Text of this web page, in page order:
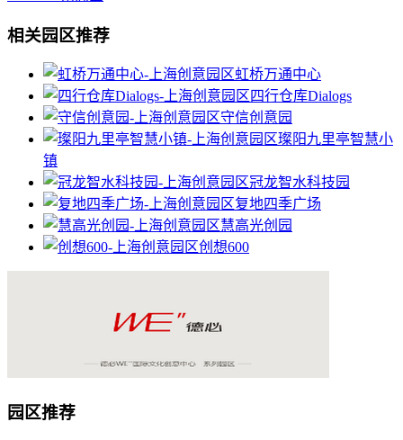
相关园区推荐
虹桥万通中心
四行仓库Dialogs
守信创意园
璨阳九里亭智慧小
镇
冠龙智水科技园
复地四季广场
慧高光创园
创想600
园区推荐